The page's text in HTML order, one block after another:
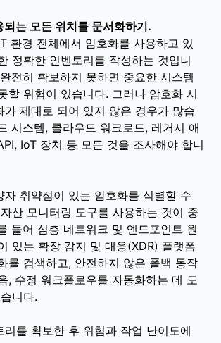
되는 모든 위치를 문서화하기.
환경 전체에서 암호화를 사용하고 있
정확한 인벤토리를 작성하는 것입니
전히 확보하지 못하면 중요한 시스템
할 위험이 있습니다. 그러나 암호화 시
가 제대로 되어 있지 않은 경우가 많습
시스템, 클라우드 워크로드, 레거시 애
IoT 장치 등 모든 것을 조사해야 합니
자 취약점이 있는 암호화를 식별할 수
산 모니터링 도구를 사용하는 것이 중
들어 심층 네트워크 및 엔드포인트 원
있는 확장 감지 및 대응(XDR) 플랫폼
를 검색하고, 안전하지 않은 폴백 동작
, 수정 워크플로우를 자동화하는 데 도
니다.
리를 확보한 후 위험과 작업 난이도에